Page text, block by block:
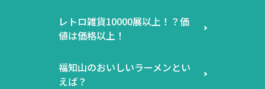
レトロ雑貨10000展以上！？価
値は価格以上！
福知山のおいしいラーメンとい
えば？